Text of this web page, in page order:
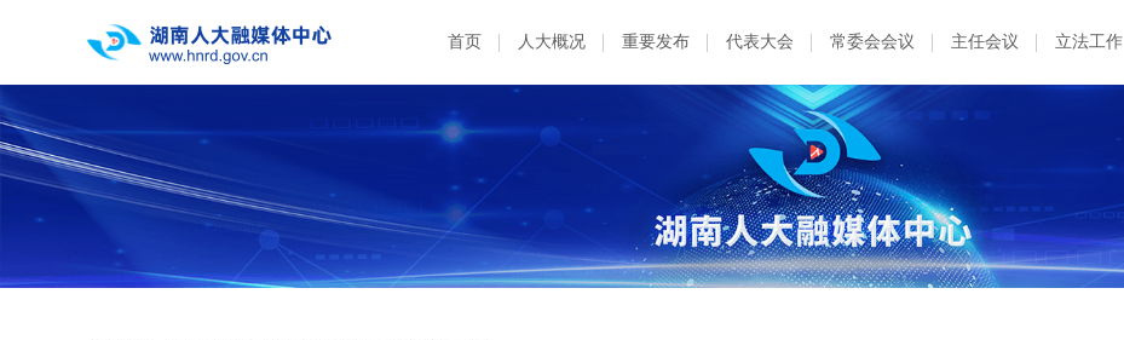
首页 人大概况 重要发布 代表大会 常委会会议 主任会议 立法工作